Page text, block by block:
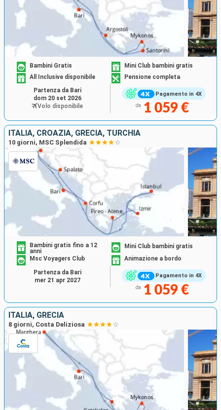
Pagamento in 4X
Bambini Gratis
Mini Club bambini gratis
All Inclusive disponibile
Pensione completa
da 1 059 €
Partenza da Bari
dom 20 set 2026
Volo disponibile
ITALIA, CROAZIA, GRECIA, TURCHIA
10 giorni, MSC Splendida
Pagamento in 4X
Bambini gratis fino a 12
anni
Mini Club bambini gratis
Msc Voyagers Club
Animazione a bordo
da 1 059 €
Partenza da Bari
mer 21 apr 2027
ITALIA, GRECIA
8 giorni, Costa Deliziosa